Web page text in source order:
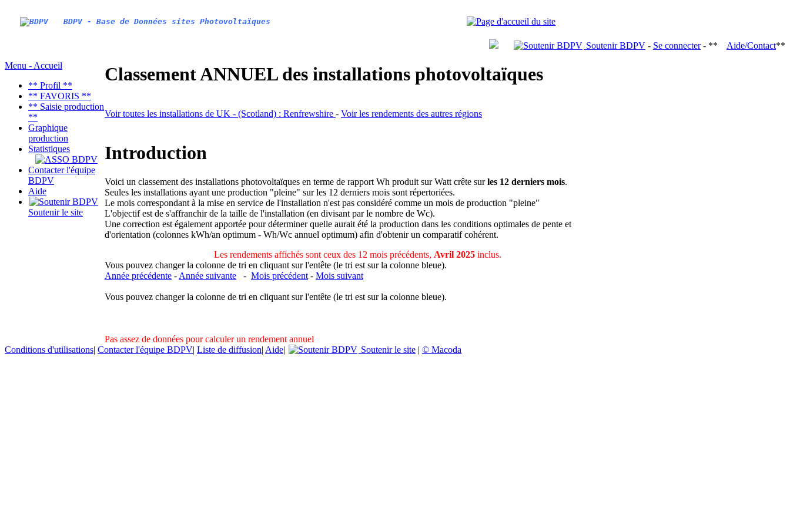
BDPV - Base de Données sites Photovoltaïques
Soutenir BDPV - Se connecter- ** Aide/Contact**
Menu - Accueil
** Profil **
** FAVORIS **
** Saisie production
**
Graphique
production
Statistiques
Contacter l'équipe
BDPV
Aide
Soutenir le site
Classement ANNUEL des installations photovoltaïques
Voir toutes les installations de UK - (Scotland) : Renfrewshire - Voir les rendements des autres régions
Introduction
Voici un classement des installations photovoltaïques en terme de rapport Wh produit sur Watt crête surles 12 derniers mois.
Seules les installations ayant une production "pleine" sur les 12 derniers mois sont répertoriées.
Le mois correspondant à la mise en service de l'installation n'est pas considéré comme un mois de production "pleine"
L'objectif est de s'affranchir de la taille de l'installation (en divisant par le nombre de Wc).
Une correction est également apportée pour déterminer quelle aurait été la production dans les conditions optimales de pente et
d'orientation (colonnes kWh/an optimum - Wh/Wc annuel optimum) afin d'obtenir un comparatif cohérent.
Les rendements affichés sont ceux des 12 mois précédents, Avril 2025inclus.
Vous pouvez changer la colonne de tri en cliquant sur l'entête (le tri est sur la colonne bleue).
Année précédente - Année suivante - Mois précédent - Mois suivant
Vous pouvez changer la colonne de tri en cliquant sur l'entête (le tri est sur la colonne bleue).
Pas assez de données pour calculer un rendement annuel
Conditions d'utilisations| Contacter l'équipe BDPV| Liste de diffusion| Aide| Soutenir le site | © Macoda